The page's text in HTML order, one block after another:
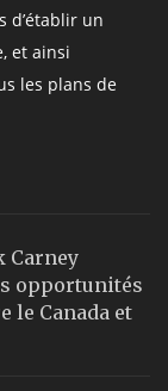
d’établir un
et ainsi
les plans de
Carney
opportunités
le Canada et